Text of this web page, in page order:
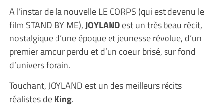
A l’instar de la nouvelle LE CORPS (qui est devenu le
film STAND BY ME),JOYLANDest un très beau récit,
nostalgique d’une époque et jeunesse révolue, d’un
premier amour perdu et d’un coeur brisé, sur fond
d’univers forain.
Touchant, JOYLAND est un des meilleurs récits
réalistes deKing.